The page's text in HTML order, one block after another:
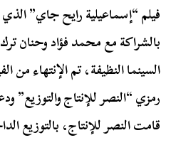
فيلم“إسماعيلية رايح جاي”
بالشراكة مع محمد فؤاد وحنان
السينما النظيفة، تم الإنتهاء
رمزي “النصر للإنتاج والتوزيع”
قامت النصر للإنتاج، بالتوزيع